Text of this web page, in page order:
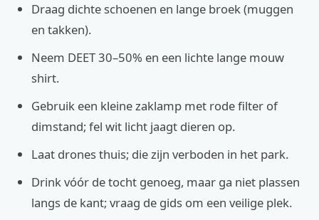
Draag dichte schoenen en lange broek (muggen
en takken).
Neem DEET 30–50% en een lichte lange mouw
shirt.
Gebruik een kleine zaklamp met rode filter of
dimstand; fel wit licht jaagt dieren op.
Laat drones thuis; die zijn verboden in het park.
Drink vóór de tocht genoeg, maar ga niet plassen
langs de kant; vraag de gids om een veilige plek.